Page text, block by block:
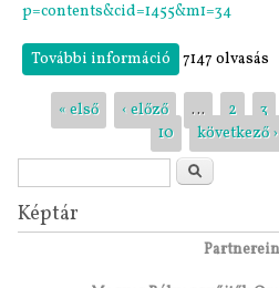
p=contents&cid=1455&m1=34
További információ Rezsi 2.
kapcsolatosan
7147 olvasás
Oldalak
« első ‹ előző … 2 3
10
következő ›
Keresés
Képtár